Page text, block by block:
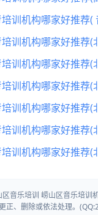
训机构哪家好推荐
训机构哪家好推荐
训机构哪家好推荐
训机构哪家好推荐
训机构哪家好推荐(
训机构哪家好推荐
训机构哪家好推荐
区音乐培训 崂山区音乐培
正、删除或依法处理。